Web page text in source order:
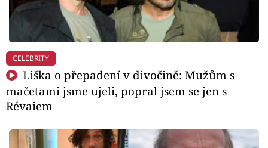
CELEBRITY
Liška o přepadení v divočině: Mužům s
mačetami jsme ujeli, popral jsem se jen s
Révaiem